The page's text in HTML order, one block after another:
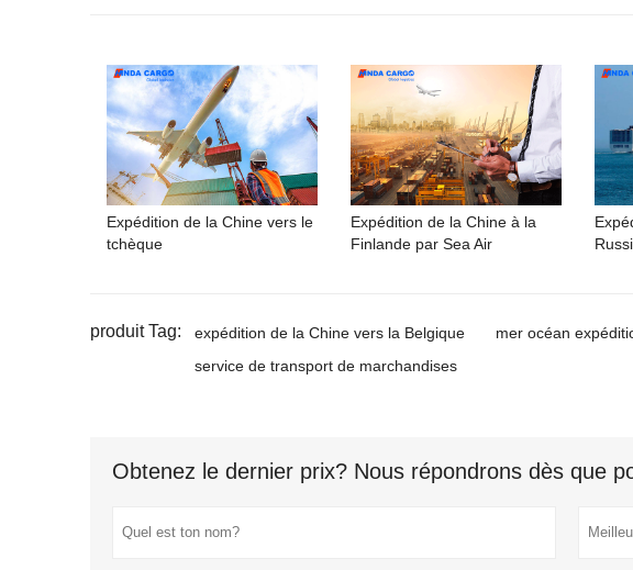
Expédition de la Chine vers le
tchèque
Expédition de la Chine à la
Finlande par Sea Air
produit Tag: expédition de la Chine vers la Belgique mer océan
service de transport de marchandises
Obtenez le dernier prix? Nous répondrons dès que